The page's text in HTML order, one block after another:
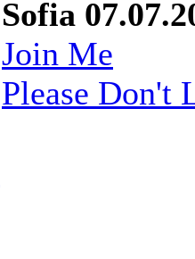
Sofia
Join Me
Please Don't